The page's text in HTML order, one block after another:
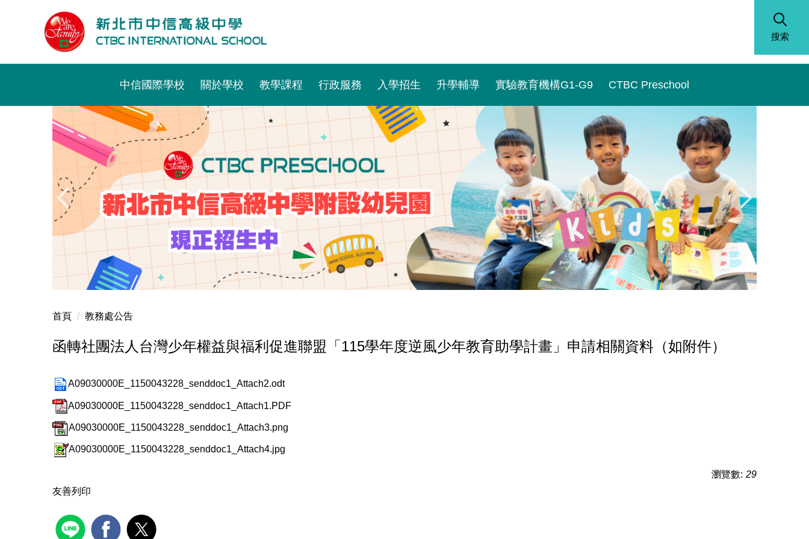
內
搜索
中信國際學校 關於學校 教學課程 行政服務 入學招生 升學輔導 實驗教育機構G1-G9 CTBC Preschool
首頁 教務處公告
函轉社團法人台灣少年權益與福利促進聯盟「115學年度逆風少年教育助學計畫」申請相關資料（如附件）
A09030000E_1150043228_senddoc1_Attach2.odt
A09030000E_1150043228_senddoc1_Attach1.PDF
A09030000E_1150043228_senddoc1_Attach3.png
A09030000E_1150043228_senddoc1_Attach4.jpg
瀏覽數: 29
友善列印